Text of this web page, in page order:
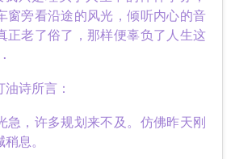
窗旁看沿途的风光，倾听内心的音
正老了俗了，那样便辜负了人生这
诗所言：
，许多规划来不及。仿佛昨天刚
息。